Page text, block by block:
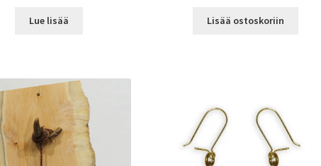
Lue lisää Lisää ostoskoriin